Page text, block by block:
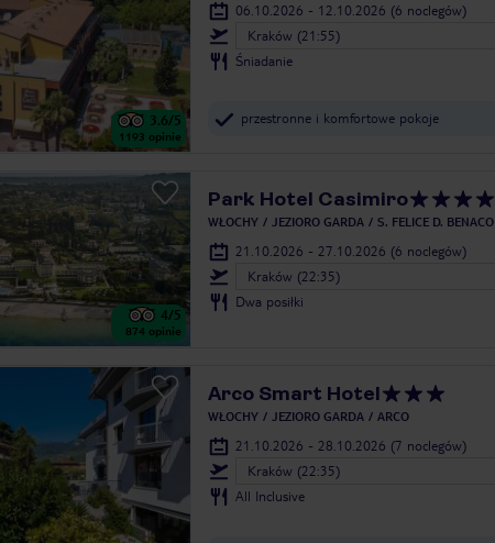
3.6/5
1193 opinie
06.10.2026 - 12.10.2026 (6 noclegów)
Kraków (21:55)
Śniadanie
przestronne i komfortowe pokoje
4/5
874 opinie
Park Hotel Casimiro
WŁOCHY JEZIORO GARDA S. FELICE D. BENACO
21.10.2026 - 27.10.2026 (6 noclegów)
Kraków (22:35)
Dwa posiłki
Arco Smart Hotel
WŁOCHY JEZIORO GARDA ARCO
21.10.2026 - 28.10.2026 (7 noclegów)
Kraków (22:35)
All Inclusive